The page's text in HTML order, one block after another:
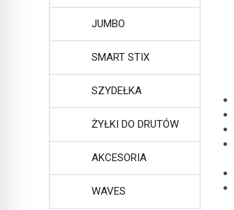
JUMBO
SMART STIX
SZYDEŁKA
ŻYŁKI DO DRUTÓW
AKCESORIA
WAVES